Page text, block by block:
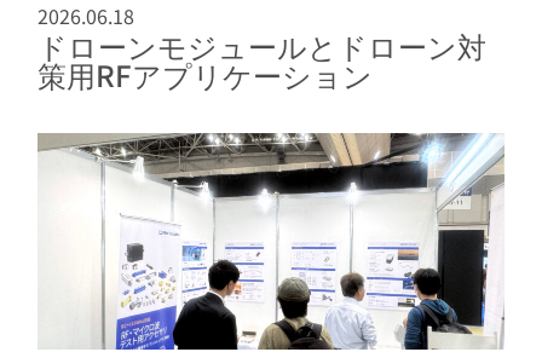
2026.06.18
ドローンモジュールとドローン対
策用RFアプリケーション